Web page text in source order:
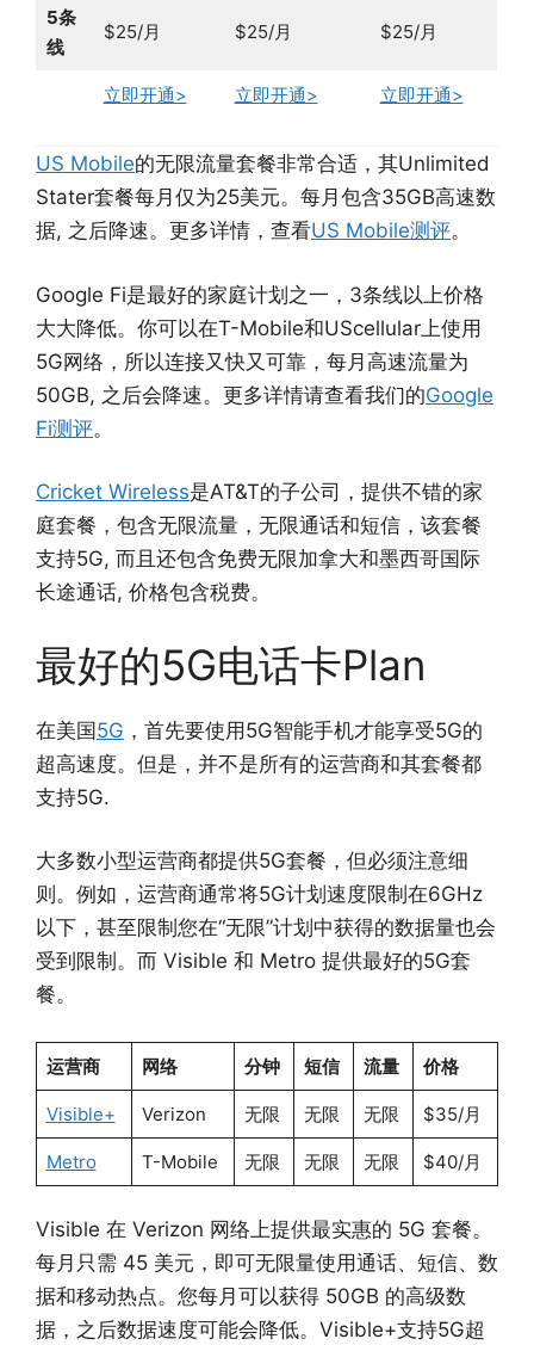
5条
线
$25/月 $25/月 $25/月
立即开通> 立即开通> 立即开通>
US Mobile的无限流量套餐非常合适，其Unlimited
Stater套餐每月仅为25美元。每月包含35GB高速数
据, 之后降速。更多详情，查看US Mobile测评。
Google Fi是最好的家庭计划之一，3条线以上价格
大大降低。你可以在T-Mobile和UScellular上使用
5G网络，所以连接又快又可靠，每月高速流量为
50GB, 之后会降速。更多详情请查看我们的Google
Fi测评。
Cricket Wireless是AT&T的子公司，提供不错的家
庭套餐，包含无限流量，无限通话和短信，该套餐
支持5G, 而且还包含免费无限加拿大和墨西哥国际
长途通话, 价格包含税费。
最好的5G电话卡Plan
在美国5G ，首先要使用5G智能手机才能享受5G的
超高速度。但是，并不是所有的运营商和其套餐都
支持5G.
大多数小型运营商都提供5G套餐，但必须注意细
则。例如，运营商通常将5G计划速度限制在6GHz
以下，甚至限制您在“无限”计划中获得的数据量也会
受到限制。而 Visible 和 Metro 提供最好的5G套
餐。
运营商 网络 分钟 短信 流量 价格
Visible+ Verizon 无限 无限 无限 $35/月
Metro T-Mobile 无限 无限 无限 $40/月
Visible 在 Verizon 网络上提供最实惠的 5G 套餐。
每月只需​​ 45 美元，即可无限量使用通话、短信、数
据和移动热点。您每月可以获得 50GB 的高级数
据，之后数据速度可能会降低。Visible+支持5G超